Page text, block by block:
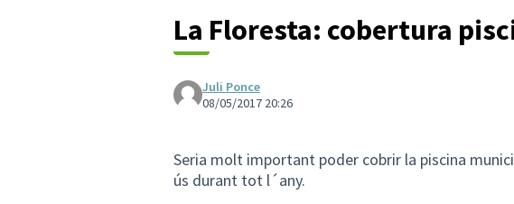
La Floresta: cobertura
Juli Ponce
08/05/2017 20:26
Seria molt important poder cobrir la piscina
ús durant tot l´any.